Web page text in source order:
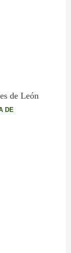
de León
DE